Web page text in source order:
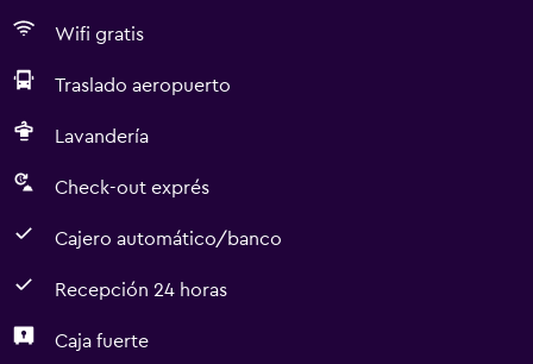
Wifi gratis
Traslado aeropuerto
Lavandería
Check-out exprés
Cajero automático/banco
Recepción 24 horas
Caja fuerte